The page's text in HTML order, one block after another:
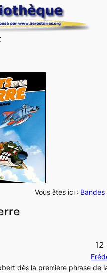
Vous êtes ici : Bandes
12
dès la première phrase de